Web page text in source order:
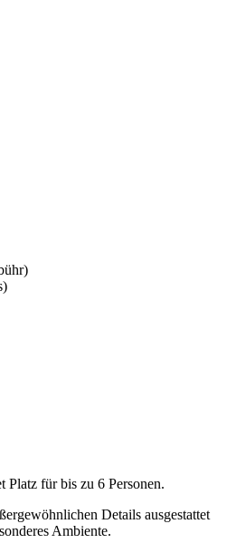
Platz für bis zu 6 Personen.
Details ausgestattet
Ambiente.